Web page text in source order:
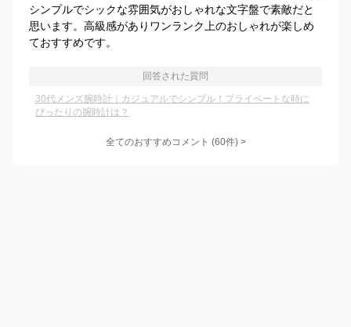
シンプルでシックな雰囲気がおしゃれな文字盤で素敵だと
思います。高級感がありワンランク上のおしゃれが楽しめ
ておすすめです。
回答された質問
30代メンズ腕時計｜カジュアルでシンプル！プライベートな時に
ぴったりの腕時計は？
全てのおすすめコメント (60件) >